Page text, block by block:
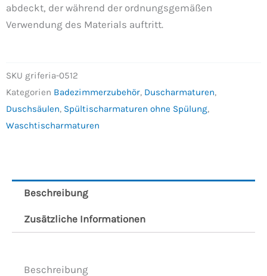
abdeckt, der während der ordnungsgemäßen
Verwendung des Materials auftritt.
SKU griferia-0512
Kategorien Badezimmerzubehör, Duscharmaturen,
Duschsäulen, Spültischarmaturen ohne Spülung,
Waschtischarmaturen
Beschreibung
Zusätzliche Informationen
Beschreibung